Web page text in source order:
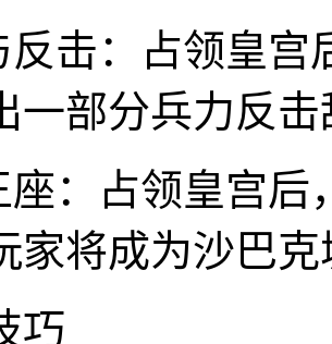
反击：占领皇宫
一部分兵力反
座：占领皇宫后
家将成为沙巴
巧